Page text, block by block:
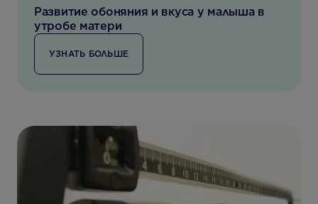
Развитие обоняния и вкуса у малыша в
утробе матери
УЗНАТЬ БОЛЬШЕ